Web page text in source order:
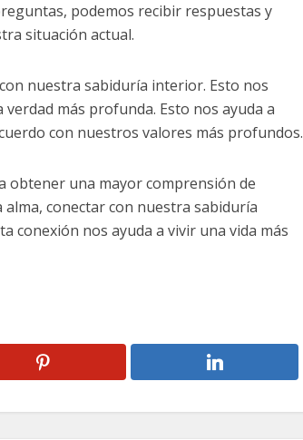
podemos recibir respuestas y
situación actual.
nuestra sabiduría interior. Esto nos
más profunda. Esto nos ayuda a
con nuestros valores más profundos.
obtener una mayor comprensión de
conectar con nuestra sabiduría
conexión nos ayuda a vivir una vida más